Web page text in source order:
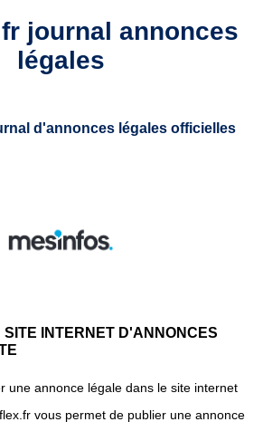
journal annonces
légales
d'annonces légales officielles
SITE INTERNET D'ANNONCES
une annonce légale dans le site internet
vous permet de publier une annonce